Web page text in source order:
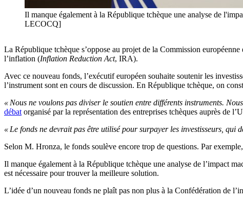
Il manque également à la République tchèque une analyse de
LECOCQ]
La République tchèque s’oppose au projet de la Commission
l’inflation (Inflation Reduction Act, IRA).
Avec ce nouveau fonds, l’exécutif européen souhaite soutenir les
l’instrument sont en cours de discussion. En République tchèque, on
« Nous ne voulons pas diviser le soutien entre différents instruments.
débat organisé par la représentation des entreprises tchèques auprès de
« Le fonds ne devrait pas être utilisé pour surpayer les investisseurs,
Selon M. Hronza, le fonds soulève encore trop de questions. Par
Il manque également à la République tchèque une analyse de l’impact
est nécessaire pour trouver la meilleure solution.
L’idée d’un nouveau fonds ne plaît pas non plus à la Confédération de